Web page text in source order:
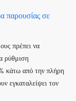
παρουσίας σε
πρέπει να
ρύθμιση
κάτω από την πλήρη
εγκαταλείψει τον